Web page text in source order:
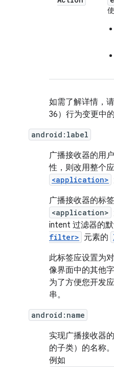
如需了解详情，
36）行为变更中的
android:label
广播接收器的用
性，则改用整个
<application>
广播接收器的标
<application>
intent 过滤器的
filter> 元素的
此标签应设置为
像界面中的其他
为了方便您开发
串。
android:name
实现广播接收器
的子类）的名称
例如